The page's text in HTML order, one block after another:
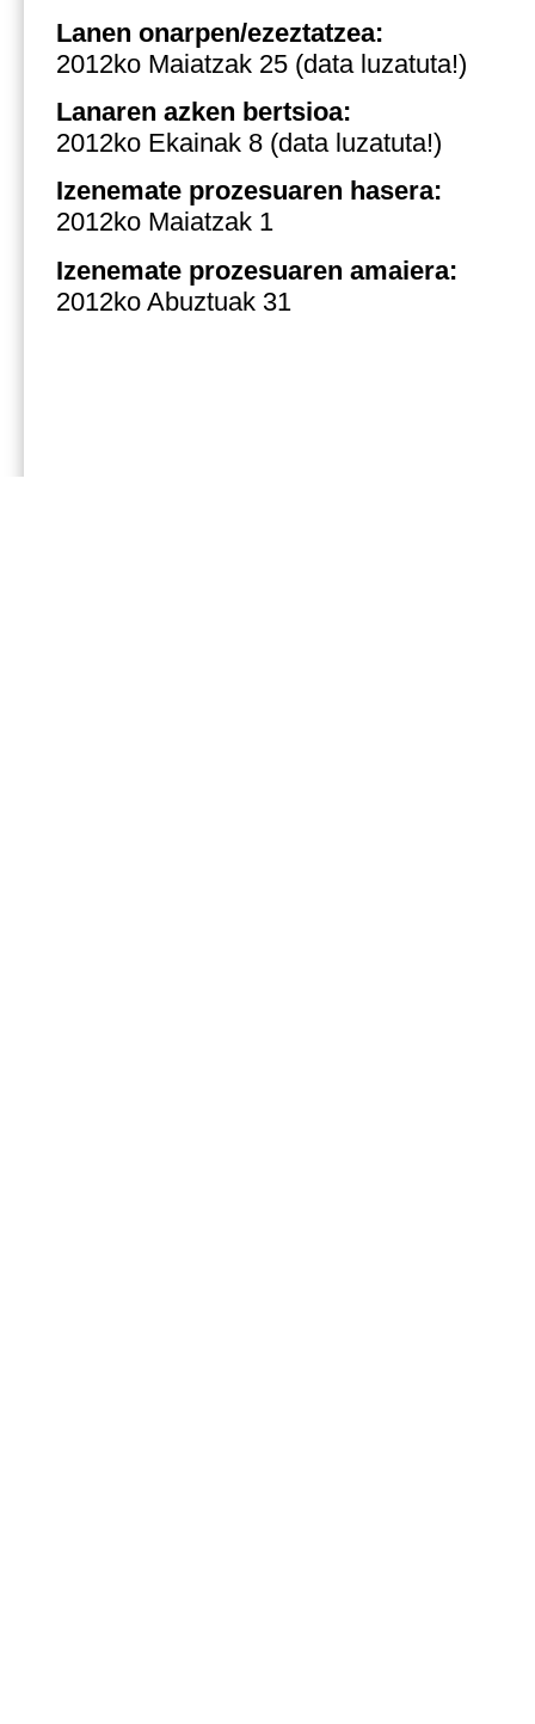
Lanen onarpen/ezeztatzea:
2012ko Maiatzak 25(data luzatuta!)
Lanaren azken bertsioa:
2012ko Ekainak 8(data luzatuta!)
Izenemate prozesuaren hasera:
2012ko Maiatzak 1
Izenemate prozesuaren amaiera:
2012ko Abuztuak 31